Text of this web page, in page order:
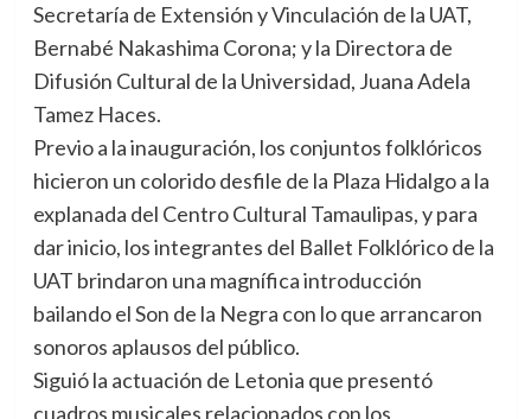
Secretaría de Extensión y Vinculación de la UAT,
Bernabé Nakashima Corona; y la Directora de
Difusión Cultural de la Universidad, Juana Adela
Tamez Haces.
Previo a la inauguración, los conjuntos folklóricos
hicieron un colorido desfile de la Plaza Hidalgo a la
explanada del Centro Cultural Tamaulipas, y para
dar inicio, los integrantes del Ballet Folklórico de la
UAT brindaron una magnífica introducción
bailando el Son de la Negra con lo que arrancaron
sonoros aplausos del público.
Siguió la actuación de Letonia que presentó
cuadros musicales relacionados con los